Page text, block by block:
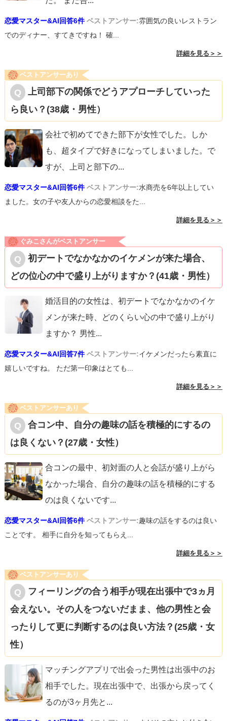
恋愛マスター&AI回答6件 ベストアンサー:雰囲気の良いレストラン
でのディナー、すてきですね！ 確...
詳細を見る＞＞
ベストアンサーあり
上司部下の関係でどうアプローチしていった
ら良い？(38歳・男性）
会社で初めてできた部下が女性でした。しか
も、超タイプで好きになってしまいました。で
すが、上司と部下の...
恋愛マスター&AI回答6件 ベストアンサー:水商売を6年以上してい
ました。女の子や友人からの恋愛相談をた...
詳細を見る＞＞
ぐみこさんがベストアンサー
初デートでなかなかのイケメンが来た場合、
どの位心の中で盛り上がりますか？(41歳・男性）
婚活目的の女性は、初デートでなかなかのイケ
メンが来た時、どのくらい心の中で盛り上がり
ますか？ 男性...
恋愛マスター&AI回答7件 ベストアンサー:イケメンだったら素直に
嬉しいですね。 ただ第一印象はとても...
詳細を見る＞＞
ベストアンサーあり
合コン中、自分の趣味の話を積極的にするの
は良くない？(27歳・女性）
合コンの最中、初対面の人と会話が盛り上がら
なかった場合、自分の趣味の話を積極的にする
のは良くないです...
恋愛マスター&AI回答6件 ベストアンサー:趣味の話をするのは良い
ことです。 相手に自分を知ってもらえ...
詳細を見る＞＞
ベストアンサーあり
フィーリングの合う相手が現在出張中で3ヵ月
会えない。その人をつないだまま、他の男性と会
ったりして更に判断するのは良い方法？(25歳・女
性）
マッチングアプリで出会った男性は出張中のお
相手でした。現在出張中で、出張から戻ってく
るのが3ヶ月先と ...